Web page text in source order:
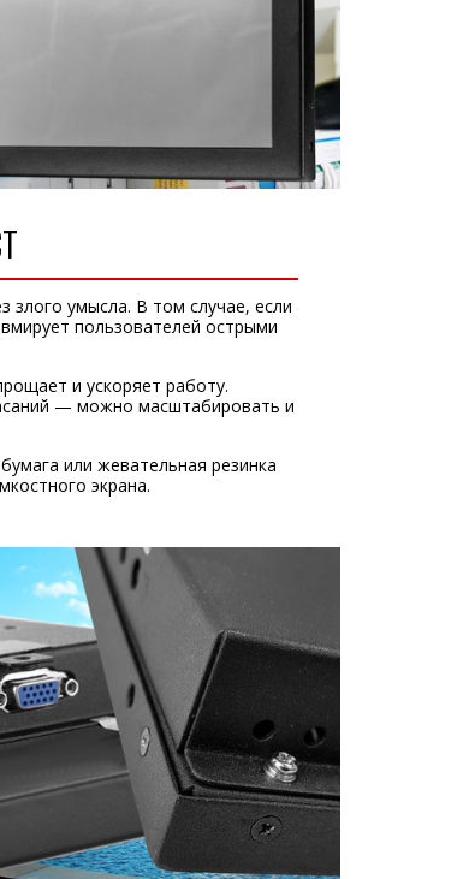
злого умысла. В том случае, если
пользователей острыми
и ускоряет работу.
— можно масштабировать и
или жевательная резинка
экрана.